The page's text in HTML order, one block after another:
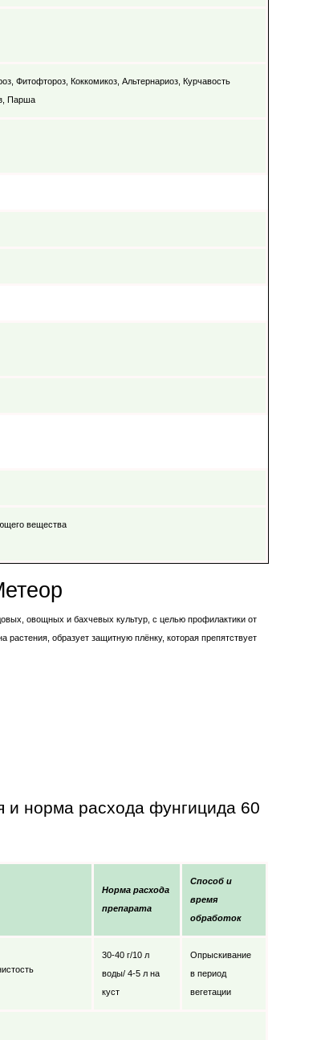
Фитофтороз, Коккомикоз, Альтернариоз, Курчавость
Парша
вещества
овощных и бахчевых культур, с целью профилактики от
образует защитную плёнку, которая препятствует
и норма расхода фунгицида 60
Норма расхода
препарата
Способ и
время
обработок
30-40 г/10 л
воды/ 4-5 л на
куст
Опрыскивание
в период
вегетации